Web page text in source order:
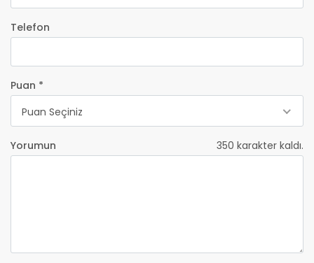
Telefon
Puan *
Puan Seçiniz
Yorumun 350 karakter kaldı.